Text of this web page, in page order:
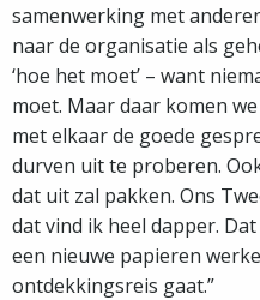
samenwerking met
naar de organisatie als
‘hoe het moet’ – want
moet. Maar daar komen
met elkaar de goede
durven uit te proberen.
dat uit zal pakken. Ons
dat vind ik heel dapper.
een nieuwe papieren
ontdekkingsreis gaat.”